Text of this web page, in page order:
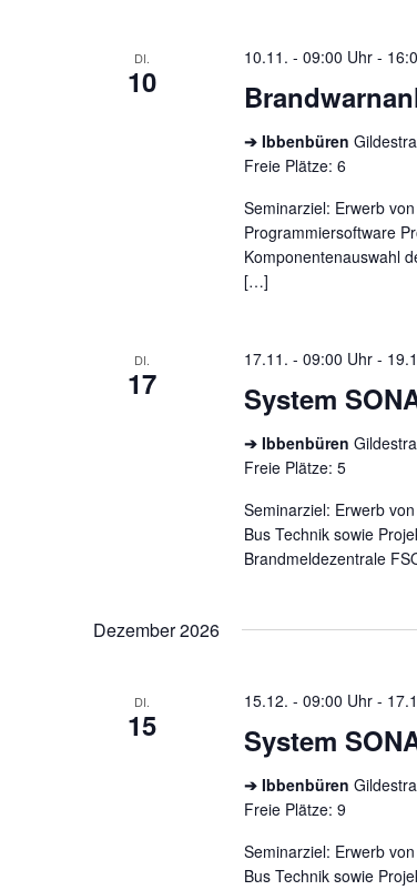
DI.
10
10.11. - 09:00 Uhr-
➔ Ibbenbüren
Freie Plätze: 6
Seminarziel: Erwerb
Programmiersoftware
Komponentenauswahl
[…]
DI.
17 System
17.11. - 09:00 Uhr-
➔ Ibbenbüren
Freie Plätze: 5
Seminarziel: Erwerb
Bus Technik sowie
Brandmeldezentrale
Dezember 2026
DI.
15 System
15.12. - 09:00 Uhr-
➔ Ibbenbüren
Freie Plätze: 9
Seminarziel: Erwerb
Bus Technik sowie